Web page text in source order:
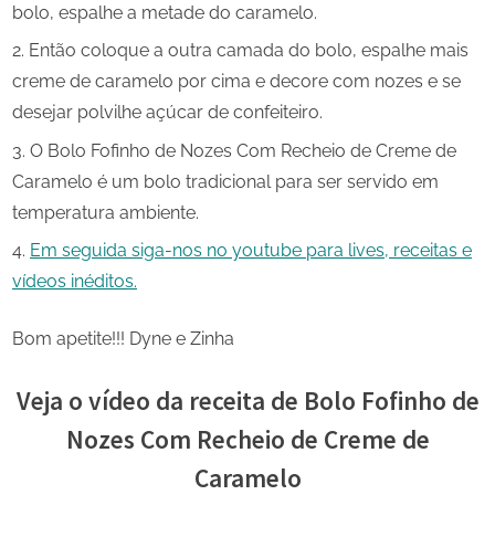
bolo, espalhe a metade do caramelo.
Então coloque a outra camada do bolo, espalhe mais
creme de caramelo por cima e decore com nozes e se
desejar polvilhe açúcar de confeiteiro.
O Bolo Fofinho de Nozes Com Recheio de Creme de
Caramelo é um bolo tradicional para ser servido em
temperatura ambiente.
Em seguida siga-nos no youtube para lives, receitas e
vídeos inéditos.
Bom apetite!!! Dyne e Zinha
Veja o vídeo da receita de Bolo Fofinho de
Nozes Com Recheio de Creme de
Caramelo